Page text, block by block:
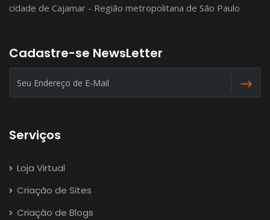
cidade de Cajamar - Região metropolitana de São Paulo
Cadastre-se NewsLetter
Serviços
Loja Virtual
Criação de Sites
Criação de Blogs